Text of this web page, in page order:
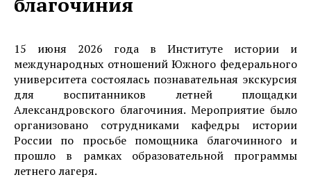
15 июня 2026 года в Институте истории и
международных отношений Южного федерального
университета состоялась познавательная экскурсия
для воспитанников летней площадки
Александровского благочиния. Мероприятие было
организовано сотрудниками кафедры истории
России по просьбе помощника благочинного и
прошло в рамках образовательной программы
летнего лагеря.